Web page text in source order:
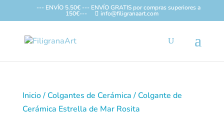
--- ENVÍO 5.50€ --- ENVÍO GRATIS por compras superiores a
150€--- info@filigranaart.com
Inicio/ Colgantes de Cerámica / Colgante de
Cerámica Estrella de Mar Rosita